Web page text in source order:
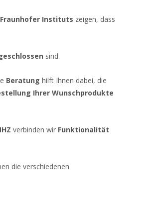
Fraunhofer Instituts zeigen, dass
sind.
Beratung hilft Ihnen dabei, die
Ihrer Wunschprodukte
verbinden wir Funktionalität
die verschiedenen